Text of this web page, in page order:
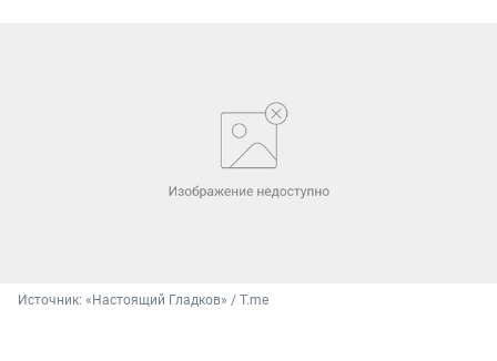
Источник: «Настоящий Гладков» / T.me